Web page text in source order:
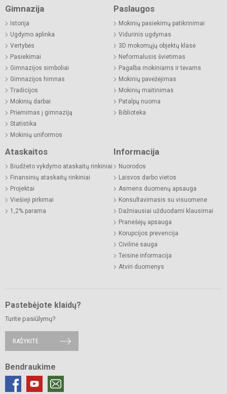
Gimnazija
Istorija
Ugdymo aplinka
Vertybės
Pasiekimai
Gimnazijos simboliai
Gimnazijos himnas
Tradicijos
Mokinių darbai
Priėmimas į gimnaziją
Statistika
Mokinių uniformos
Paslaugos
Mokinių pasiekimų patikrinimai
Vidurinis ugdymas
3D mokomųjų objektų klasė
Neformalusis švietimas
Pagalba mokiniams ir tėvams
Mokinių pavėžėjimas
Mokinių maitinimas
Patalpų nuoma
Biblioteka
Ataskaitos
Biudžeto vykdymo ataskaitų rinkiniai
Finansinių ataskaitų rinkiniai
Projektai
Viešieji pirkimai
1,2% parama
Informacija
Nuorodos
Laisvos darbo vietos
Asmens duomenų apsauga
Konsultavimasis su visuomene
Dažniausiai užduodami klausimai
Pranešėjų apsauga
Korupcijos prevencija
Civilinė sauga
Teisinė informacija
Atviri duomenys
Pastebėjote klaidų?
Turite pasiūlymų?
RAŠYKITE
Bendraukime